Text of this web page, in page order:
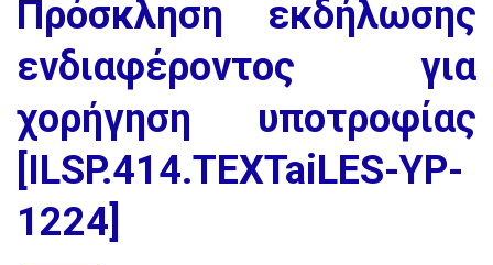
Πρόσκληση εκδήλωσης
ενδιαφέροντος για
χορήγηση υποτροφίας
[ILSP.414.TEXTaiLES-YP-
1224]